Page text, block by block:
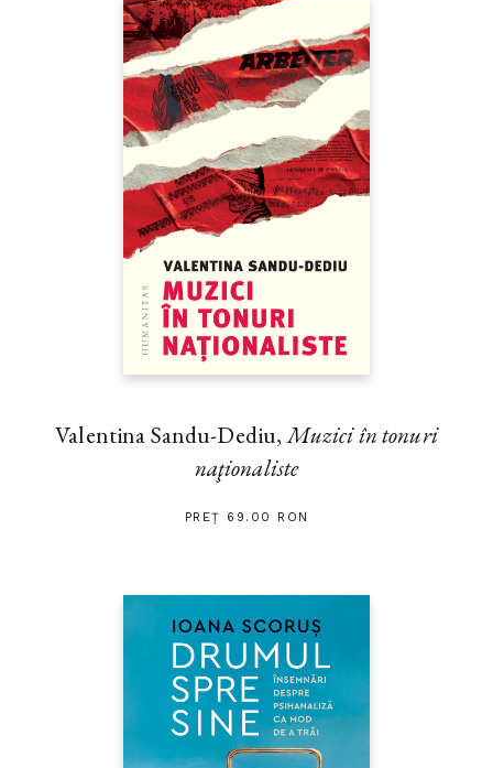
Valentina Sandu-Dediu,Muzici în tonuri
naţionaliste
PREȚ 69.00 RON